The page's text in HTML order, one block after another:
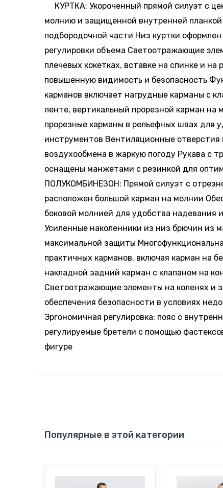
КУРТКА: Укороченный прямой силуэт с
молнию и защищенной внутренней
подбородочной части Низ куртки
регулировки объема Светоотражающие
плечевых кокетках, вставке на спинке и на
повышенную видимость и безопасность
карманов включает нагрудные карманы с
ленте, вертикальный прорезной карман на
прорезные карманы в рельефных швах для
инструментов Вентиляционные отверстия
воздухообмена в жаркую погоду Рукава с
оснащены манжетами с резинкой для
ПОЛУКОМБИНЕЗОН: Прямой силуэт с
расположен большой карман на молнии
боковой молнией для удобства надевания
Усиленные наколенники из низ брючин из
максимальной защиты
практичных карманов, включая карман на
накладной задний карман с клапаном на
Светоотражающие элементы на коленях и
обеспечения безопасности в условиях
Эргономичная регулировка: пояс с
регулируемые бретели с помощью
фигуре
Популярные в этой категории